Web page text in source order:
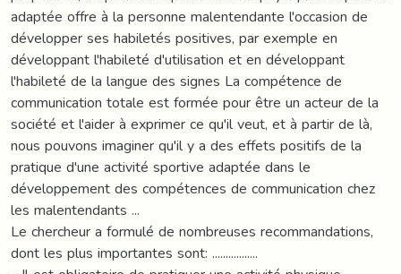
adaptée offre à la personne malentendante l'occasion de
développer ses habiletés positives, par exemple en
développant l'habileté d'utilisation et en développant
l'habileté de la langue des signes La compétence de
communication totale est formée pour être un acteur de la
société et l'aider à exprimer ce qu'il veut, et à partir de là,
nous pouvons imaginer qu'il y a des effets positifs de la
pratique d'une activité sportive adaptée dans le
développement des compétences de communication chez
les malentendants ...
Le chercheur a formulé de nombreuses recommandations,
dont les plus importantes sont: .................